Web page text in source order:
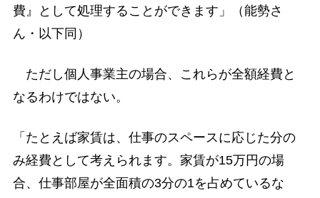
費』として処理することができます」（能勢さ
ん・以下同）
ただし個人事業主の場合、これらが全額経費と
なるわけではない。
「たとえば家賃は、仕事のスペースに応じた分の
み経費として考えられます。家賃が15万円の場
合、仕事部屋が全面積の3分の1を占めているな